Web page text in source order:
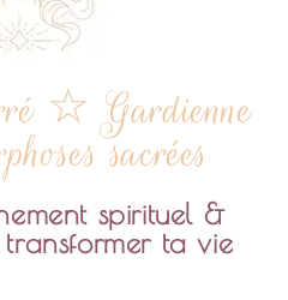
☆ Gardienne
sacrées
spirituel &
ta vie